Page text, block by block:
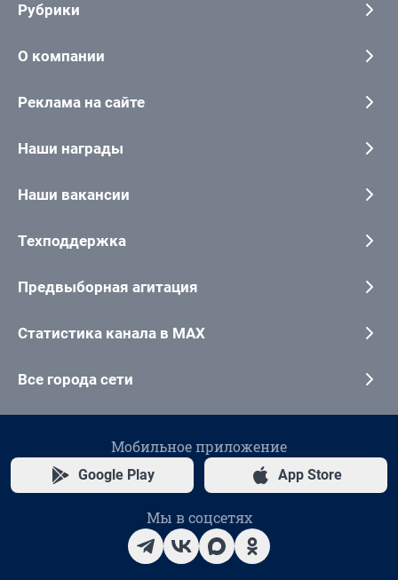
Рубрики
О компании
Реклама на сайте
Наши награды
Наши вакансии
Техподдержка
Предвыборная агитация
Статистика канала в MAX
Все города сети
Мобильное приложение
Google Play App Store
Мы в соцсетях